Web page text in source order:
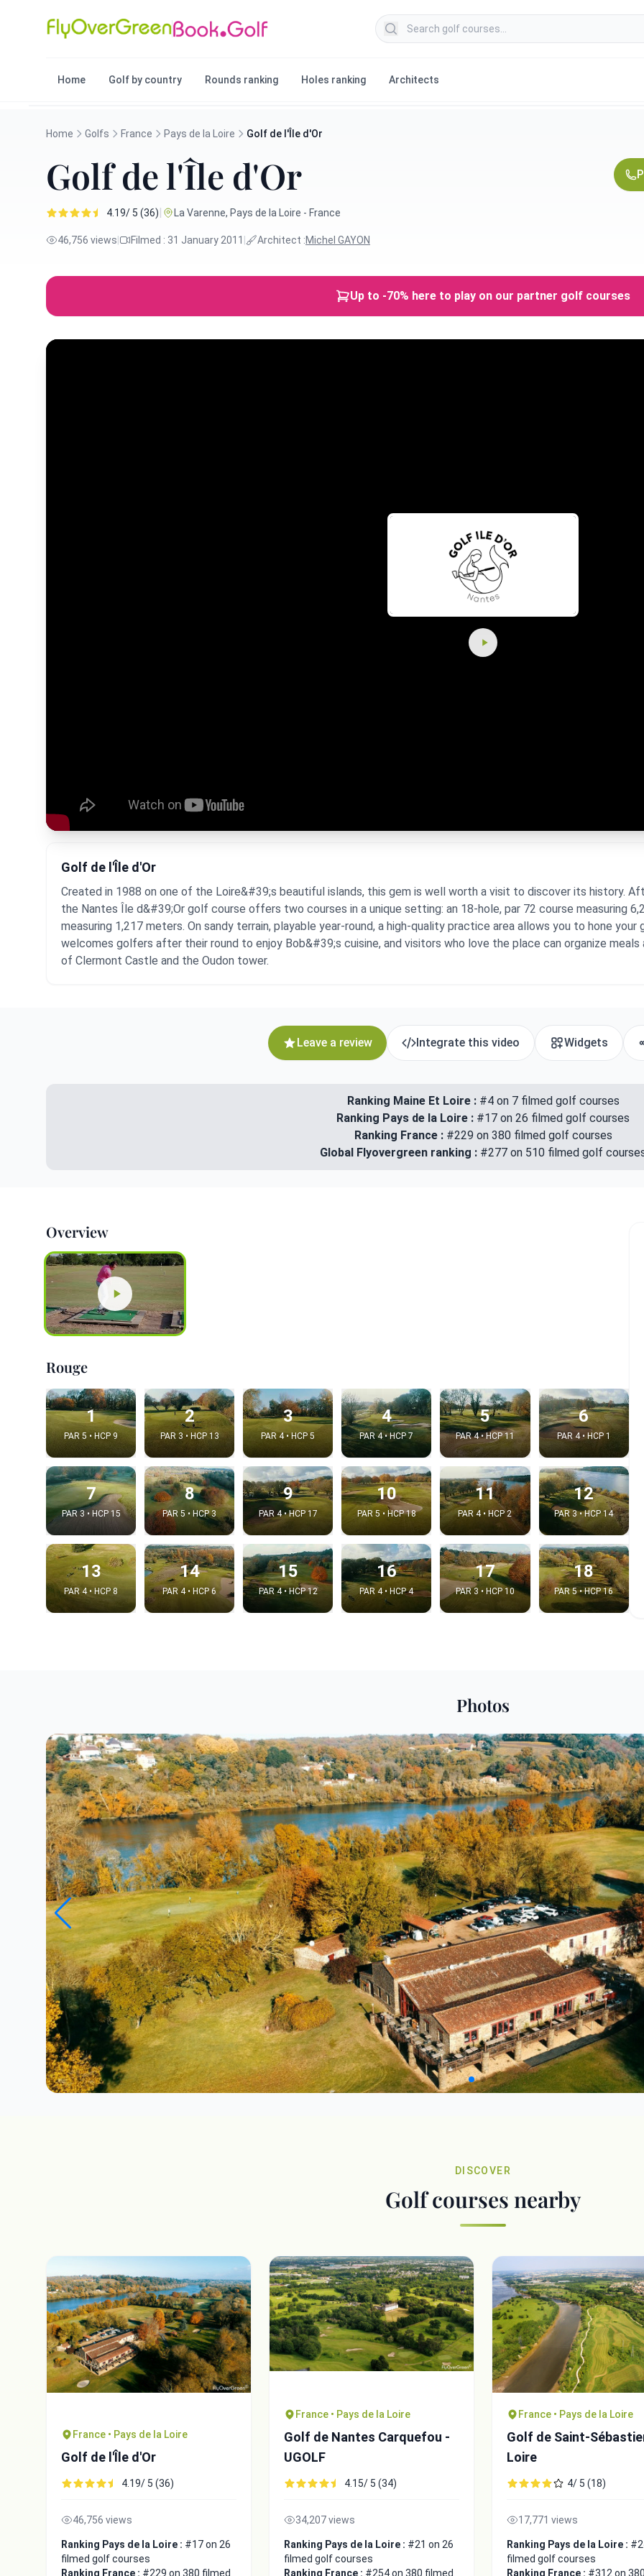
Search golf courses
Home Golf by country Rounds ranking Holes ranking Architects
Home Golfs France Pays de la Loire Golf de l'Île d'Or
Golf de l'Île d'Or
4.19/ 5 (36)| La Varenne, Pays de la Loire - France
46,756 views Filmed : 31 January 2011 Architect :Michel GAYON
Up to -70% here to play on our partner golf courses
Golf de l'Île d'Or
Created in 1988 on one of the Loire&#39;s beautiful islands, this gem is well worth a visit to discover its history.
the Nantes Île d&#39;Or golf course offers two courses in a unique setting: an 18-hole, par 72 course measuring
measuring 1,217 meters. On sandy terrain, playable year-round, a high-quality practice area allows you to hone
welcomes golfers after their round to enjoy Bob&#39;s cuisine, and visitors who love the place can organize
of Clermont Castle and the Oudon tower.
Leave a review Integrate this video Widgets
Ranking Maine Et Loire :#4 on 7 filmed golf courses
Ranking Pays de la Loire : #17 on 26 filmed golf courses
Ranking France : #229 on 380 filmed golf courses
Global Flyovergreen ranking : #277 on 510 filmed golf
Overview
Rouge
1
PAR 5 • HCP 9
2
PAR 3 • HCP 13
3
PAR 4 • HCP 5
4
PAR 4 • HCP 7
5
PAR 4 • HCP 11
6
PAR 4 • HCP 1
7
PAR 3 • HCP 15
8
PAR 5 • HCP 3
9
PAR 4 • HCP 17
10
PAR 5 • HCP 18
11
PAR 4 • HCP 2
12
PAR 3 • HCP 14
13
PAR 4 • HCP 8
14
PAR 4 • HCP 6
15
PAR 4 • HCP 12
16
PAR 4 • HCP 4
17
PAR 3 • HCP 10
18
PAR 5 • HCP 16
Photos
DISCOVER
Golf courses nearby
France • Pays de la Loire
Golf de l'Île d'Or
4.19/ 5 (36)
46,756 views
Ranking Pays de la Loire : #17 on 26
filmed golf courses
Ranking France : #229 on 380 filmed
France • Pays de la Loire
Golf de Nantes Carquefou -
UGOLF
4.15/ 5 (34)
34,207 views
Ranking Pays de la Loire : #21 on 26
filmed golf courses
Ranking France : #254 on 380 filmed
France • Pays de la Loire
Golf de Saint-
Loire
4/ 5 (18)
17,771 views
Ranking Pays de la Loire :
filmed golf courses
Ranking France : #312 on
Integrate video
Video choice:
Copy
Embed code